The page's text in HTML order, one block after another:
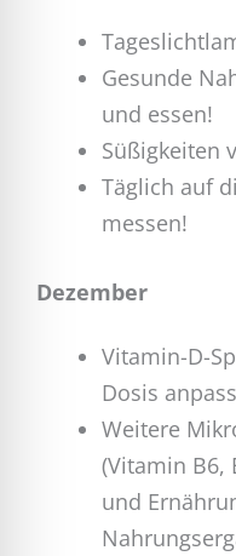
Gesunde
und essen!
Süßigkeiten
Täglich auf
messen!
Dezember
Vitamin-D-
Dosis
Weitere
(Vitamin B6,
und